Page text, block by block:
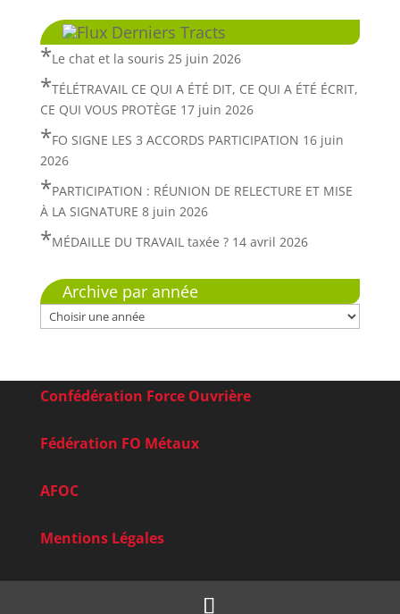
Derniers Tracts
Le chat et la souris 25 juin 2026
TÉLÉTRAVAIL CE QUI A ÉTÉ DIT, CE QUI A ÉTÉ ÉCRIT,
CE QUI VOUS PROTÈGE 17 juin 2026
FO SIGNE LES 3 ACCORDS PARTICIPATION 16 juin
2026
PARTICIPATION : RÉUNION DE RELECTURE ET MISE
À LA SIGNATURE 8 juin 2026
MÉDAILLE DU TRAVAIL taxée ? 14 avril 2026
Archive par année
Confédération Force Ouvrière
Fédération FO Métaux
AFOC
Mentions Légales